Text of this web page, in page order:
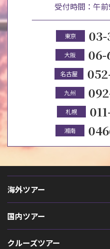
受付時間：午
東京 03-
大阪 06-
名古屋
九州
札幌
湘南
海外ツアー
国内ツアー
クルーズツアー